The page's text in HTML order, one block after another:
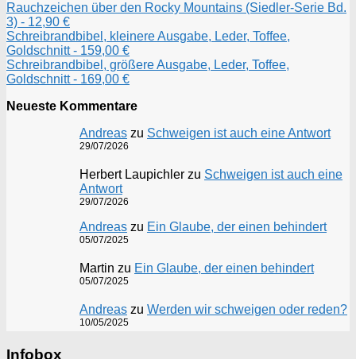
Rauchzeichen über den Rocky Mountains (Siedler-Serie Bd.
3) - 12,90 €
Schreibrandbibel, kleinere Ausgabe, Leder, Toffee,
Goldschnitt - 159,00 €
Schreibrandbibel, größere Ausgabe, Leder, Toffee,
Goldschnitt - 169,00 €
Neueste Kommentare
Andreas zu Schweigen ist auch eine Antwort
29/07/2026
Herbert Laupichler zu Schweigen ist auch eine
Antwort
29/07/2026
Andreas zu Ein Glaube, der einen behindert
05/07/2025
Martin zu Ein Glaube, der einen behindert
05/07/2025
Andreas zu Werden wir schweigen oder reden?
10/05/2025
Infobox